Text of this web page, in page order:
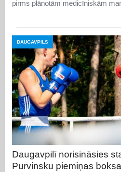
pirms plānotām medicīniskām
DAUGAVPILS
Daugavpilī norisināsies
Purvinsku piemiņas